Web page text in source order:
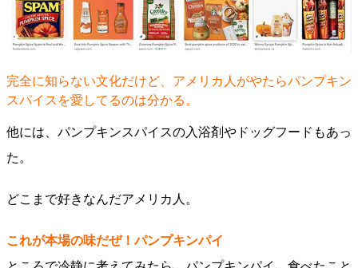
完全に知らない文化だけど、アメリカ人がやたらパンプキン
スパイスを愛してるのは分かる。
他には、パンプキンスパイスの入浴剤やドッグフードもあっ
た。
どこまで好きなんだアメリカ人。
これが本場の味だぜ！パンプキンパイ